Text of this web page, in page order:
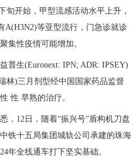
旬开始，甲型流感活动水平上升，
A(H3N2)等亚型流行，门急诊就诊
集性疫情可能增加。
生(Euronext: IPN; ADR: IPSEY)
林)三月剂型经中国国家药品监督
性 早熟的治疗。
12日，随着“振兴号”盾构机刀盘
铁十五局集团城轨公司承建的珠海
年全线通车打下坚实基础。